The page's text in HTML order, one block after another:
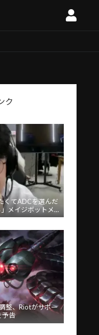
ク
くてADCを選んだ
メイジボットメ
整、Riotがサポー
予告